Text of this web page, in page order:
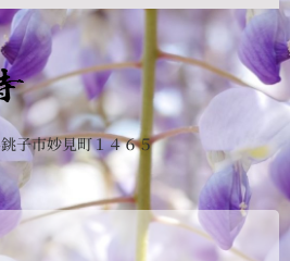
子市妙見町１４６５